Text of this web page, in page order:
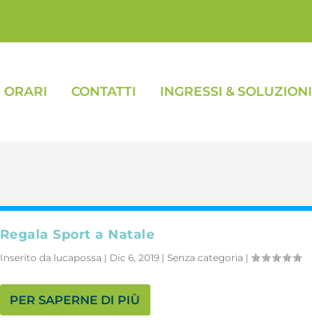
ORARI CONTATTI INGRESSI & SOLUZIONI
Regala Sport a Natale
Inserito da lucapossa | Dic 6, 2019| Senza categoria |
PER SAPERNE DI PIÙ